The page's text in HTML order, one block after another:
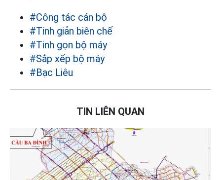
#Công tác cán bộ
#Tinh giản biên chế
#Tinh gọn bộ máy
#Sắp xếp bộ máy
#Bạc Liêu
TIN LIÊN QUAN